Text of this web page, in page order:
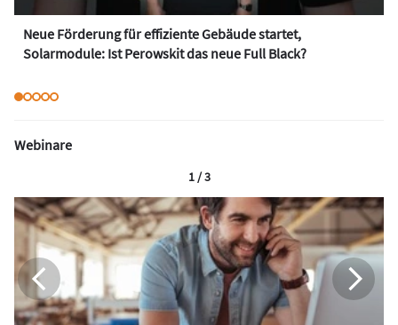
Neue Förderung für effiziente Gebäude startet,
Solarmodule: Ist Perowskit das neue Full Black?
Webinare
1 / 3